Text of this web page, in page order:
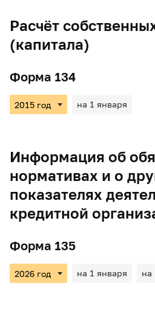
Расчёт
(капитала)
Форма 134
на 1 января
Информация об
нормативах и о
показателях
кредитной
Форма 135
на 1 января на